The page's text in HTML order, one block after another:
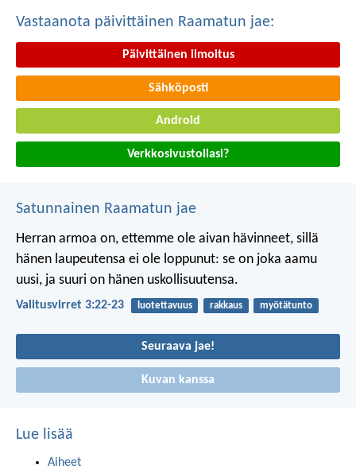
Vastaanota päivittäinen Raamatun jae:
Päivittäinen ilmoitus
Sähköposti
Android
Verkkosivustollasi?
Satunnainen Raamatun jae
Herran armoa on, ettemme ole aivan hävinneet, sillä
hänen laupeutensa ei ole loppunut: se on joka aamu
uusi, ja suuri on hänen uskollisuutensa.
Valitusvirret 3:22-23 luotettavuus rakkaus myötätunto
Seuraava jae!
Kuvan kanssa
Lue lisää
Aiheet